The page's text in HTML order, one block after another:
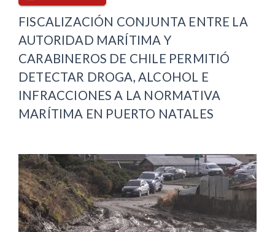
FISCALIZACIÓN CONJUNTA ENTRE LA
AUTORIDAD MARÍTIMA Y
CARABINEROS DE CHILE PERMITIÓ
DETECTAR DROGA, ALCOHOL E
INFRACCIONES A LA NORMATIVA
MARÍTIMA EN PUERTO NATALES